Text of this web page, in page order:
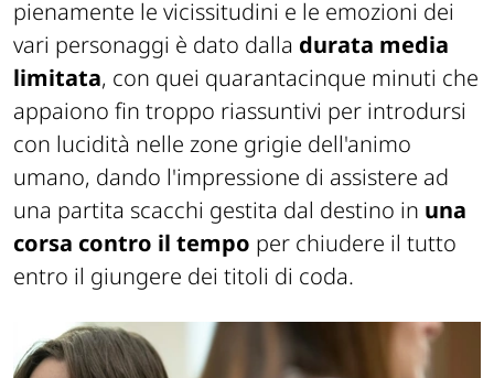
pienamente le vicissitudini e le emozioni dei
vari personaggi è dato dalla durata media
limitata, con quei quarantacinque minuti che
appaiono fin troppo riassuntivi per introdursi
con lucidità nelle zone grigie dell'animo
umano, dando l'impressione di assistere ad
una partita scacchi gestita dal destino in una
corsa contro il tempo per chiudere il tutto
entro il giungere dei titoli di coda.